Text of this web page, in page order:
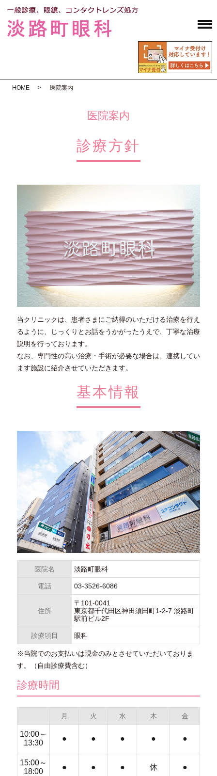
HOME 医院案内
医院案内
診療方針
当クリニックは、患者さまにご納得のいただける治療を行え
るように、じっくりとお話をうかがったうえで、丁寧な治療
説明を行っております。
なお、専門性の高い治療・手術が必要な場合は、連携してい
ます施設に紹介させていただきます。
基本情報
医院名 淡路町眼科
電話 03-3526-6086
住所
〒101-0041
東京都千代田区神田須田町1-2-7 淡路町
駅前ビル2F
診療項目 眼科
※当院でのお支払いは現金のみとさせていただいておりま
す。（自由診療費含む）
診療時間
月 火 水 木 金
10:00～
13:30
● ● ● ● ●
15:00～
18:00
● ● ● 休 ●